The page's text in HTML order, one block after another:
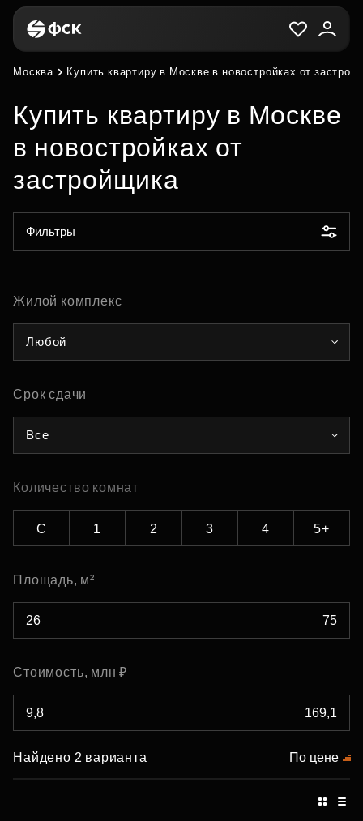
Москва Купить квартиру в Москве в новостройках от
Купить квартиру в Москве
в новостройках от
застройщика
Фильтры
Жилой комплекс
Любой
Срок сдачи
Все
Количество комнат
С 1 2 3 4 5+
Площадь, м²
Стоимость, млн ₽
Найдено 2 варианта По цене